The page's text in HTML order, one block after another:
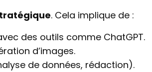
. Cela implique de :
des outils comme ChatGPT.
d’images.
de données, rédaction).